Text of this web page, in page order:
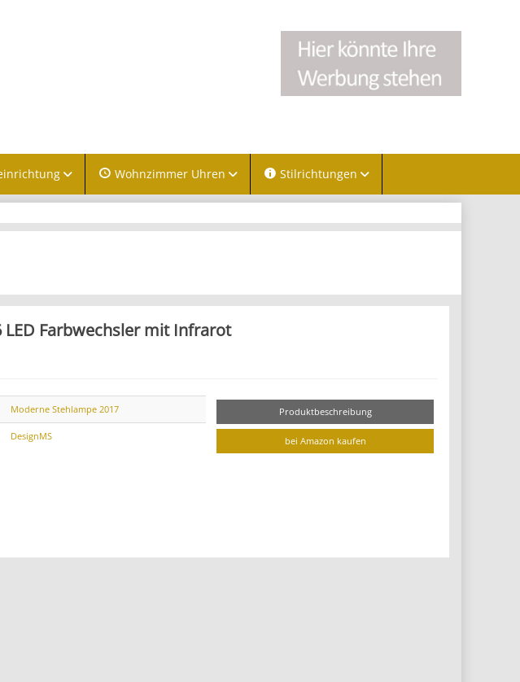
Wohnzimmer Uhren Stilrichtungen
LED Farbwechsler mit Infrarot
Moderne Stehlampe 2017
DesignMS
Produktbeschreibung
bei Amazon kaufen